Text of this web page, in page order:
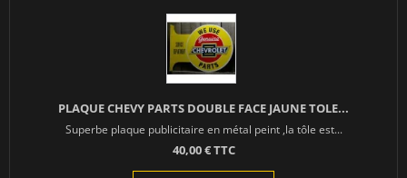
PLAQUE CHEVY PARTS DOUBLE FACE JAUNE TOLE...
Superbe plaque publicitaire en métal peint ,la tôle est...
40,00 € TTC